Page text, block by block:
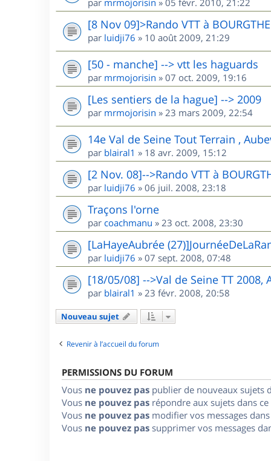
[8 Nov 09]>Rando VTT à
par luidji76 » 10 août 2009, 21:29
[50 - manche] --> vtt les haguards
par mrmojorisin » 07 oct. 2009, 19:16
[Les sentiers de la hague] --> 2009
par mrmojorisin » 23 mars 2009, 22:54
14e Val de Seine Tout Terrain ,
par blairal1 » 18 avr. 2009, 15:12
[2 Nov. 08]-->Rando VTT à
par luidji76 » 06 juil. 2008, 23:18
Traçons l'orne
par coachmanu » 23 oct. 2008, 23:30
[LaHayeAubrée
par luidji76 » 07 sept. 2008, 07:48
[18/05/08] -->Val de Seine TT 2008,
par blairal1 » 23 févr. 2008, 20:58
Nouveau sujet
Revenir à l’accueil du forum
PERMISSIONS DU FORUM
Vous ne pouvez pas publier de nouveaux sujets
Vous ne pouvez pas répondre aux sujets dans
Vous ne pouvez pas modifier vos messages
Vous ne pouvez pas supprimer vos messages